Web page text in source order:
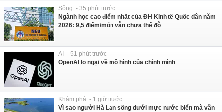
Sống - 35 phút trước
Ngành học cao điểm nhất của ĐH Kinh tế Quốc dân năm
2026: 9,5 điểm/môn vẫn chưa thể đỗ
AI - 51 phút trước
OpenAI lo ngại về mô hình của chính mình
Khám phá - 1 giờ trước
Vì sao người Hà Lan sống dưới mực nước biển mà vẫn